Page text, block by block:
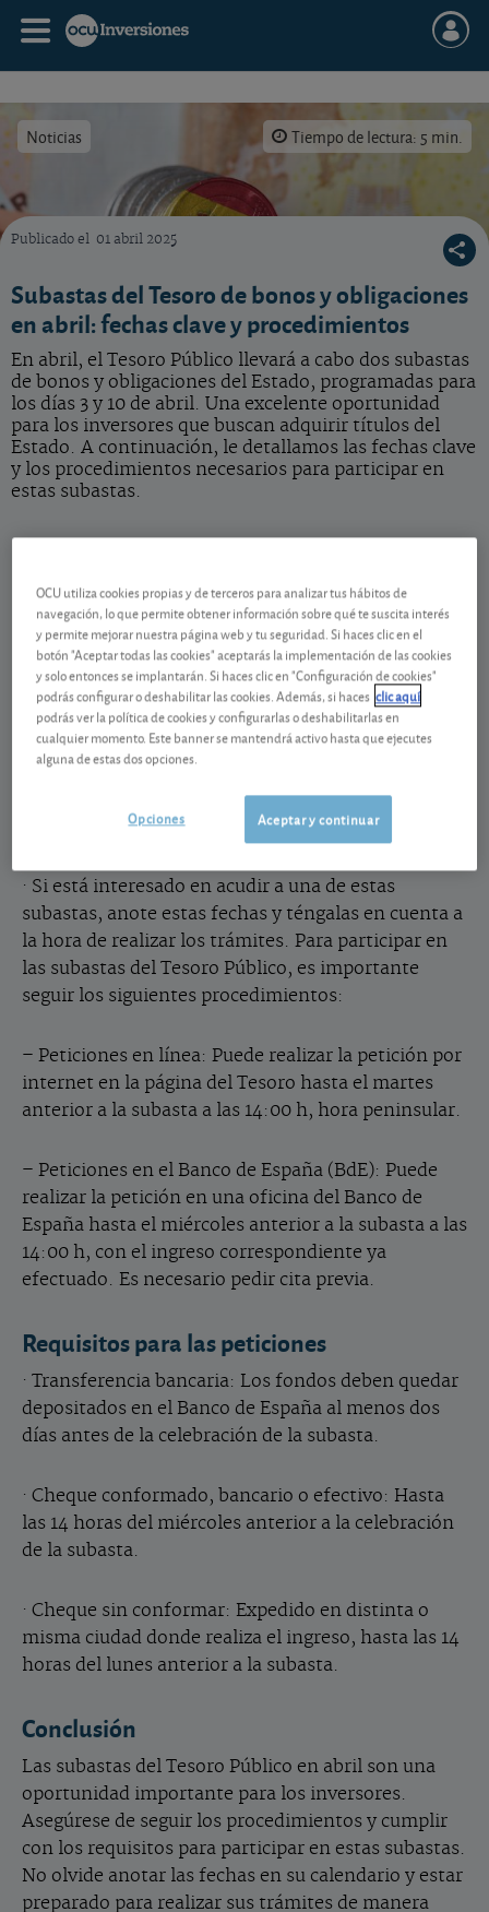
Noticias Tiempo de lectura: 5 min.
Vea las fechas y procedimientos clave para acudir a las subastas del Tesoro de bonos y
Publicado el 01 abril 2025
Subastas del Tesoro de bonos y obligaciones
en abril: fechas clave y procedimientos
En abril, el Tesoro Público llevará a cabo dos subastas
de bonos y obligaciones del Estado, programadas para
los días 3 y 10 de abril. Una excelente oportunidad
para los inversores que buscan adquirir títulos del
Estado. A continuación, le detallamos las fechas clave
y los procedimientos necesarios para participar en
estas subastas.
abril con una subasta de bonos el jueves día 3 y
apenas una semana después, el 10 de abril, se
celebrará la siguiente subasta de bonos y
obligaciones. En el caso de los bonos y
obligaciones, no se conocerá qué tipo de títulos
(vencimiento, cupón…) se subastarán hasta la
tarde del viernes anterior a la subasta.
Procedimientos para participar en las
· Si está interesado en acudir a una de estas
subastas, anote estas fechas y téngalas en cuenta a
la hora de realizar los trámites. Para participar en
las subastas del Tesoro Público, es importante
seguir los siguientes procedimientos:
– Peticiones en línea: Puede realizar la petición por
internet en la página del Tesoro hasta el martes
anterior a la subasta a las 14:00 h, hora peninsular.
– Peticiones en el Banco de España (BdE): Puede
realizar la petición en una oficina del Banco de
España hasta el miércoles anterior a la subasta a las
14:00 h, con el ingreso correspondiente ya
efectuado. Es necesario pedir cita previa.
Requisitos para las peticiones
· Transferencia bancaria: Los fondos deben quedar
depositados en el Banco de España al menos dos
días antes de la celebración de la subasta.
· Cheque conformado, bancario o efectivo: Hasta
las 14 horas del miércoles anterior a la celebración
de la subasta.
· Cheque sin conformar: Expedido en distinta o
misma ciudad donde realiza el ingreso, hasta las 14
horas del lunes anterior a la subasta.
Conclusión
Las subastas del Tesoro Público en abril son una
oportunidad importante para los inversores.
Asegúrese de seguir los procedimientos y cumplir
con los requisitos para participar en estas subastas.
No olvide anotar las fechas en su calendario y estar
preparado para realizar sus trámites de manera
OCU utiliza cookies propias y de terceros para analizar tus hábitos de
navegación, lo que permite obtener información sobre qué te suscita interés
y permite mejorar nuestra página web y tu seguridad. Si haces clic en el
botón "Aceptar todas las cookies" aceptarás la implementación de las cookies
y solo entonces se implantarán. Si haces clic en "Configuración de cookies"
podrás configurar o deshabilitar las cookies. Además, si haces clic aquí
podrás ver la política de cookies y configurarlas o deshabilitarlas en
cualquier momento. Este banner se mantendrá activo hasta que ejecutes
alguna de estas dos opciones.
Aceptar y continuar
Opciones